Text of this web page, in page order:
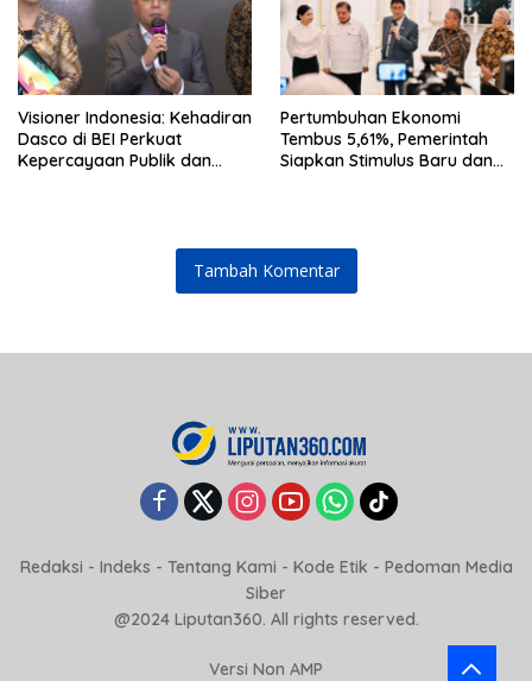
Visioner Indonesia: Kehadiran
Dasco di BEI Perkuat
Kepercayaan Publik dan
Pertumbuhan Ekonomi
Tembus 5,61%, Pemerintah
Siapkan Stimulus Baru dan
Tambah Komentar
Redaksi - Indeks - Tentang Kami - Kode Etik - Pedoman Media
Siber
@2024 Liputan360. All rights reserved.
Versi Non AMP